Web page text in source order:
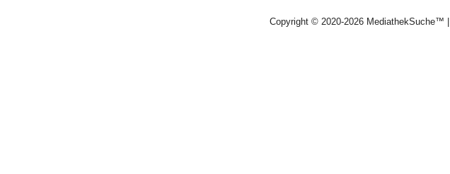
Copyright © 2020-2026 MediathekSuche™ |